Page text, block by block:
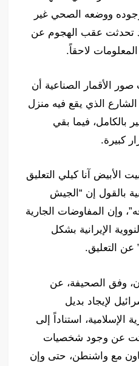
وجوده ووضعه الصحي غير
تحدثت عقب الهجوم عن
لاحقاً.
الأقمار الصناعية أن
الذي يقع فيه منزل
بالكامل، فيما بقي
كبيرة.
الأبيض آنا كيلي التعليق
بالقول إن “الجيش
وإن المفاوضات الجارية
الإيرانية بشكل
عن التعليق.
وفق الصحيفة، عن
لإيجاد بديل
الإسلامية، استناداً إلى
عن وجود شخصيات
مع واشنطن، حتى وإن